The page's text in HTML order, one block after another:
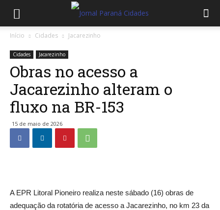
Início Cidades Jacarezinho
Cidades Jacarezinho
Obras no acesso a
Jacarezinho alteram o
fluxo na BR-153
15 de maio de 2026
A EPR Litoral Pioneiro realiza neste sábado (16) obras de
adequação da rotatória de acesso a Jacarezinho, no km 23 da